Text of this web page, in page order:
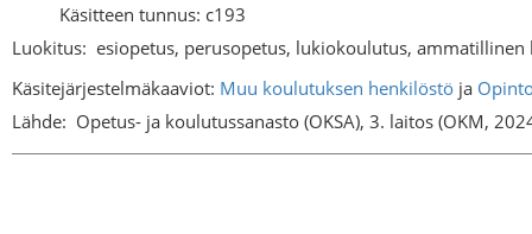
Käsitteen tunnus: c193
Luokitus: esiopetus, perusopetus, lukiokoulutus,
Käsitejärjestelmäkaaviot: Muu koulutuksen henkilöstö ja
Lähde: Opetus- ja koulutussanasto (OKSA), 3. laitos (OKM,